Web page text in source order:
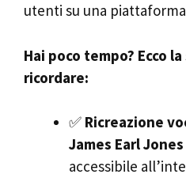
utenti su una
Hai poco tempo? Ecco
ricordare:
✅ Ricreazione
James Earl
accessibile